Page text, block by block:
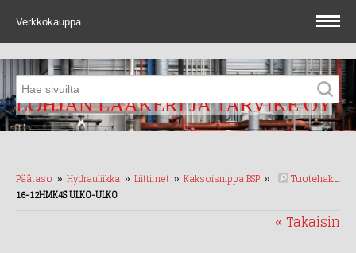
Verkkokauppa
LOHJAN LAAKERI JA TARVIKE OY
Tuotehaku
Päätaso ›› Hydrauliikka ›› Liittimet ›› Kaksoisnippa BSP ››
16-12HMK4S ULKO-ULKO
« Takaisin